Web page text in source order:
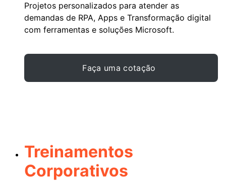
Projetos personalizados para atender as
demandas de RPA, Apps e Transformação digital
com ferramentas e soluções Microsoft.
Faça uma cotação
Treinamentos
Corporativos